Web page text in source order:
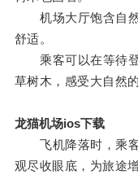
机场大厅饱含自然
舒适。
乘客可以在等待登
草树木，感受大自然的
龙猫机场ios下载
飞机降落时，乘客
观尽收眼底，为旅途